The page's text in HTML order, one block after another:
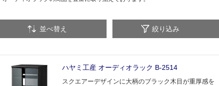
並べ替え 絞り込み
ハヤミ工産 オーディオラック B-2514
スクエアーデザインに大柄のブラック木目が重厚感を